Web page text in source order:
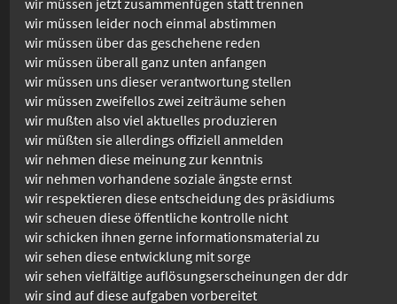
wir müssen leider noch einmal abstimmen
wir müssen über das geschehene reden
wir müssen überall ganz unten anfangen
wir müssen uns dieser verantwortung stellen
wir müssen zweifellos zwei zeiträume sehen
wir mußten also viel aktuelles produzieren
wir müßten sie allerdings offiziell anmelden
wir nehmen diese meinung zur kenntnis
wir nehmen vorhandene soziale ängste ernst
wir respektieren diese entscheidung des präsidiums
wir scheuen diese öffentliche kontrolle nicht
wir schicken ihnen gerne informationsmaterial zu
wir sehen diese entwicklung mit sorge
wir sehen vielfältige auflösungserscheinungen der ddr
wir sind auf diese aufgaben vorbereitet